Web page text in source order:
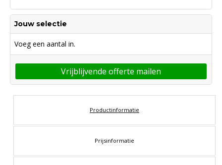
Jouw selectie
Voeg een aantal in.
Vrijblijvende offerte mailen
Productinformatie
Prijsinformatie